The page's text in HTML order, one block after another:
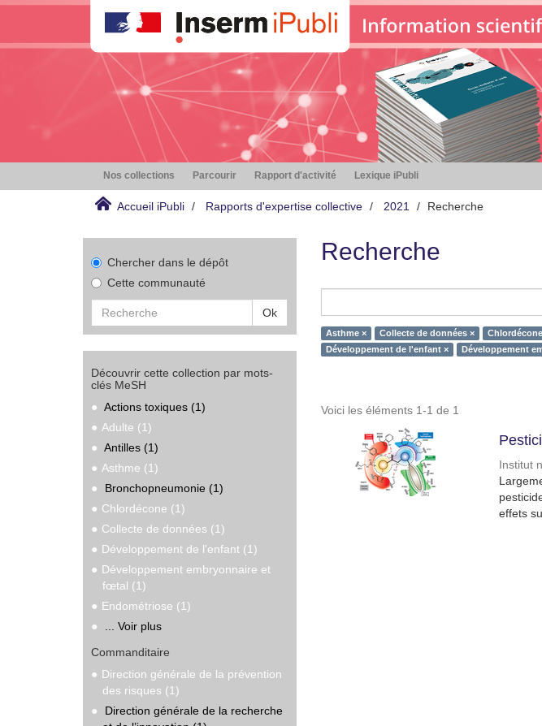
Nos collections Parcourir Rapport d'activité Lexique iPubli
Accueil iPubli Rapports d'expertise collective 2021 Recherche
Chercher dans le dépôt
Cette communauté
Ok
Découvrir cette collection par mots-
clés MeSH
Actions toxiques (1)
Adulte (1)
Antilles (1)
Asthme (1)
Bronchopneumonie (1)
Chlordécone (1)
Collecte de données (1)
Développement de l'enfant (1)
Développement embryonnaire et
fœtal (1)
Endométriose (1)
... Voir plus
Commanditaire
Direction générale de la prévention
des risques (1)
Direction générale de la recherche
Recherche
Asthme × Collecte de données ×
Développement de l'enfant ×
Développement
Voici les éléments 1-1 de 1
Institut
effets